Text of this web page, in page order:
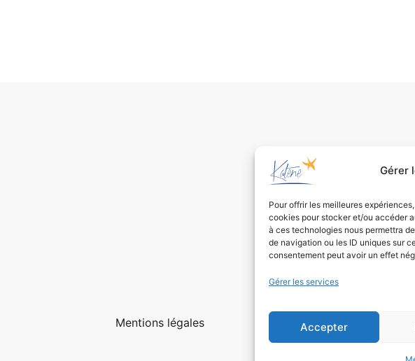
Gérer
Pour offrir les meilleures
cookies pour stocker et/ou accéder
à ces technologies nous permettra
de navigation ou les ID uniques sur
consentement peut avoir un effet
Gérer les services
Accepter
Mentions légales